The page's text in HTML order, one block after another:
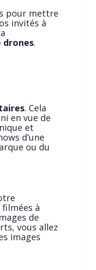
pour mettre
invités à
drones.
. Cela
en vue de
et
d’une
ou du
à
de
vous allez
images